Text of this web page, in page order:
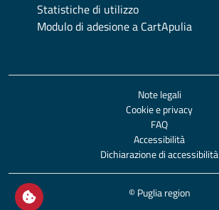
Open / close cookie settings
Statistiche di utilizzo
Modulo di adesione a CartApulia
Note legali
Cookie e privacy
FAQ
Accessibilità
Dichiarazione di accessibilità
© Puglia region